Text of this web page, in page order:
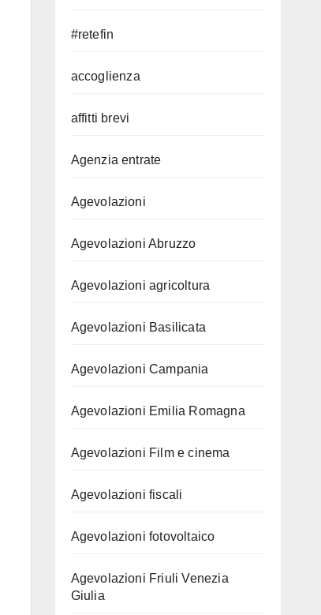
#retefin
accoglienza
affitti brevi
Agenzia entrate
Agevolazioni
Agevolazioni Abruzzo
Agevolazioni agricoltura
Agevolazioni Basilicata
Agevolazioni Campania
Agevolazioni Emilia Romagna
Agevolazioni Film e cinema
Agevolazioni fiscali
Agevolazioni fotovoltaico
Agevolazioni Friuli Venezia
Giulia